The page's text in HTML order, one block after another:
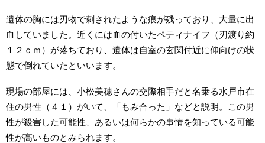
遺体の胸には刃物で刺されたような痕が残っており、大量に出
血していました。近くには血の付いたペティナイフ（刃渡り約
１２ｃｍ）が落ちており、遺体は自室の玄関付近に仰向けの状
態で倒れていたといいます。
現場の部屋には、小松美穂さんの交際相手だと名乗る水戸市在
住の男性（４１）がいて、「もみ合った」などと説明。この男
性が殺害した可能性、あるいは何らかの事情を知っている可能
性が高いものとみられます。